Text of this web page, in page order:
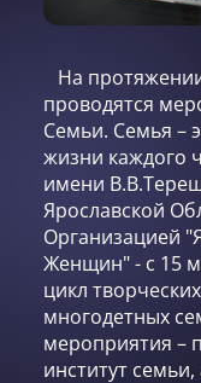
На
проводятся
Семьи. Семья –
жизни каждого
имени
Ярославской
Организацией
Женщин" - с 15
цикл
многодетных
мероприятия –
институт